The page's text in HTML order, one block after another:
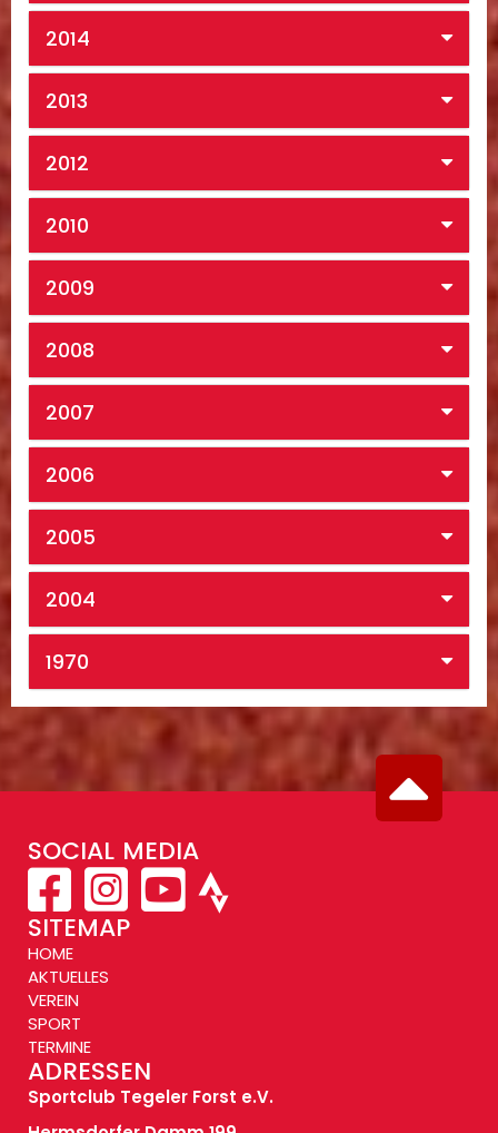
2014
2013
2012
2010
2009
2008
2007
2006
2005
2004
1970
SOCIAL MEDIA
SITEMAP
HOME
AKTUELLES
VEREIN
SPORT
TERMINE
ADRESSEN
Sportclub Tegeler Forst e.V.